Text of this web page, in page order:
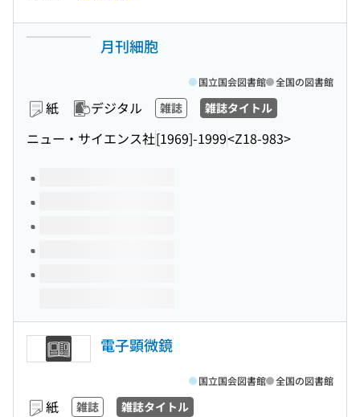
月刊細胞
紙 デジタル 雑誌 雑誌タイトル
ニュー・サイエンス社[1969]-1999<Z18-983>
国立国会図書館 全国の図書館
このタイトルの巻号
電子顕微鏡
紙 雑誌 雑誌タイトル
国立国会図書館 全国の図書館